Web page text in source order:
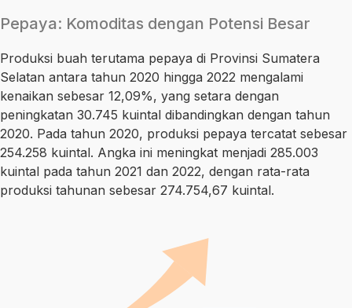
Pepaya: Komoditas dengan Potensi Besar
Produksi buah terutama pepaya di Provinsi Sumatera
Selatan antara tahun 2020 hingga 2022 mengalami
kenaikan sebesar 12,09%, yang setara dengan
peningkatan 30.745 kuintal dibandingkan dengan tahun
2020. Pada tahun 2020, produksi pepaya tercatat sebesar
254.258 kuintal. Angka ini meningkat menjadi 285.003
kuintal pada tahun 2021 dan 2022, dengan rata-rata
produksi tahunan sebesar 274.754,67 kuintal.